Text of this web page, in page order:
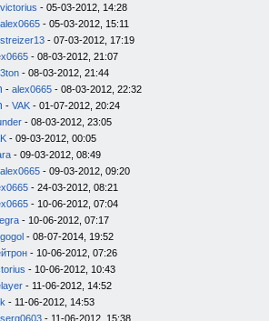
victorius - 05-03-2012, 14:28
alex0665 - 05-03-2012, 15:11
streizer13 - 07-03-2012, 17:19
- 08-03-2012, 21:07
3ton - 08-03-2012, 21:44
- alex0665 - 08-03-2012, 22:32
- VAK - 01-07-2012, 20:24
- 08-03-2012, 23:05
- 09-03-2012, 00:05
- 09-03-2012, 08:49
alex0665 - 09-03-2012, 09:20
- 24-03-2012, 08:21
- 10-06-2012, 07:04
- 10-06-2012, 07:17
gogol - 08-07-2014, 19:52
- 10-06-2012, 07:26
- 10-06-2012, 10:43
- 11-06-2012, 14:52
- 11-06-2012, 14:53
serg0603 - 11-06-2012, 15:38